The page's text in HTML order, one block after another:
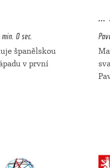
0 sec.
španělskou
v první